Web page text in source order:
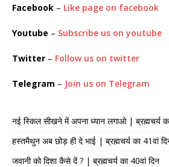
Facebook – Like page on facebook
Youtube – Subscribe us on youtube
Twitter – Follow us on twitter
Telegram – Join us on Telegram
नई स्किल सीखने में अपना ध्यान लगाओ | ब्रह्मचर्य
हस्तमैथुन अब छोड़ ही दे भाई | ब्रह्मचर्य का 41वां
जवानी को दिशा कैसे दें ? | ब्रह्मचर्य का 40वां दिन